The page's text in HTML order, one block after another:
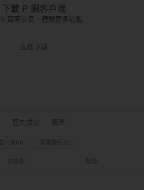
歷史成交
止損(0) 追蹤委託(0)
交易對 類型
下載 P 網客戶端
費率交易，體驗更多功能
立即下載